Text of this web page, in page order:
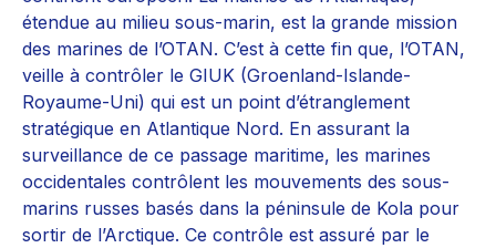
étendue au milieu sous-marin, est la grande mission
des marines de l’OTAN. C’est à cette fin que, l’OTAN,
veille à contrôler le GIUK (Groenland-Islande-
Royaume-Uni) qui est un point d’étranglement
stratégique en Atlantique Nord. En assurant la
surveillance de ce passage maritime, les marines
occidentales contrôlent les mouvements des sous-
marins russes basés dans la péninsule de Kola pour
sortir de l’Arctique. Ce contrôle est assuré par le